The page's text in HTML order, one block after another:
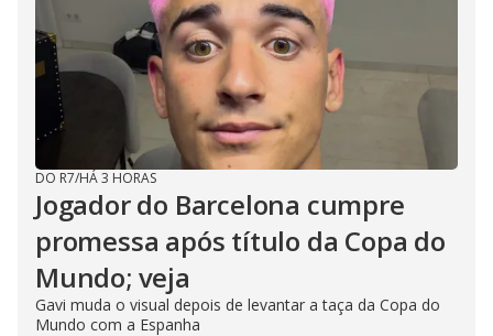
DO R7/HÁ 3 HORAS
Jogador do Barcelona cumpre
promessa após título da Copa do
Mundo; veja
Gavi muda o visual depois de levantar a taça da Copa do
Mundo com a Espanha